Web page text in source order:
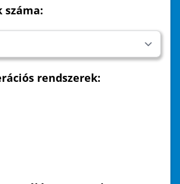
száma:
rendszerek: